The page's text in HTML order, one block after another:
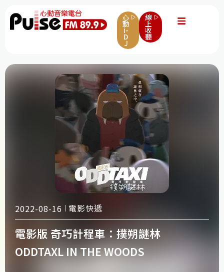
心
動
i-
D
J
線
上
收
聽
2022-08-16 電影快遞
電影版 奇巧計程車：撲朔謎林
ODDTAXL IN THE WOODS